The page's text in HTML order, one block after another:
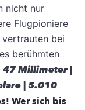
nicht nur
Flugpioniere
vertrauten bei
berühmten
47 Millimeter |
| 5.010
Wer sich bis